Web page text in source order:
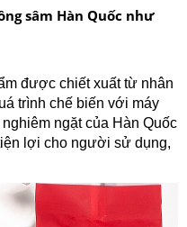
sâm Hàn Quốc như
được chiết xuất từ nhân
trình chế biến với máy
ngặt của Hàn Quốc
lợi cho người sử dụng,